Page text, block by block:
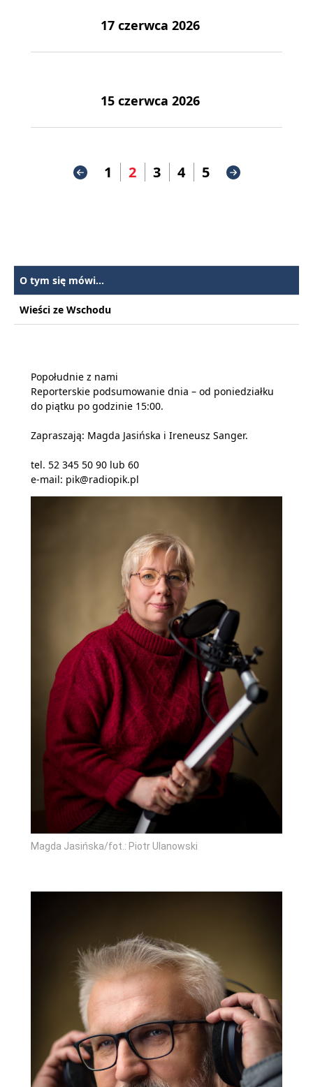
17 czerwca 2026
15 czerwca 2026
1 2 3 4 5
O tym się mówi...
Wieści ze Wschodu
Popołudnie z nami
Reporterskie podsumowanie dnia – od poniedziałku
do piątku po godzinie 15:00.
Zapraszają: Magda Jasińska i Ireneusz Sanger.
tel. 52 345 50 90 lub 60
e-mail: pik@radiopik.pl
Magda Jasińska/fot.: Piotr Ulanowski